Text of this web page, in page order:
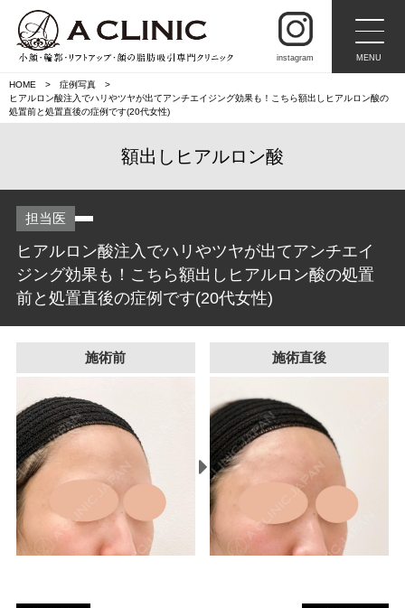
instagram MENU
HOME
症例写真
ヒアルロン酸注入でハリやツヤが出てアンチエイジング効果も！こちら額出しヒアルロン酸の
処置前と処置直後の症例です(20代女性)
額出しヒアルロン酸
担当医
ヒアルロン酸注入でハリやツヤが出てアンチエイ
ジング効果も！こちら額出しヒアルロン酸の処置
前と処置直後の症例です(20代女性)
施術前 施術直後